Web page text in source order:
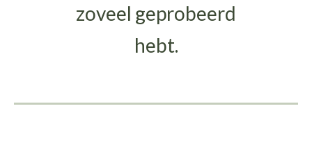
zoveel geprobeerd
hebt.